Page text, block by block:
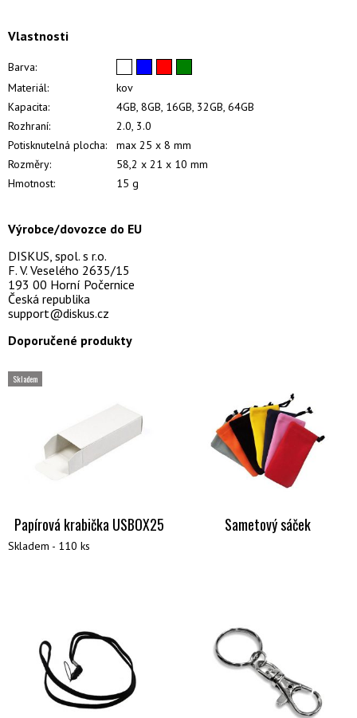
Vlastnosti
Barva:
Materiál:
kov
Kapacita:
4GB, 8GB, 16GB, 32GB, 64GB
Rozhraní:
2.0, 3.0
Potisknutelná plocha:
max 25 x 8 mm
Rozměry:
58,2 x 21 x 10 mm
Hmotnost:
15 g
Výrobce/dovozce do EU
DISKUS, spol. s r.o.
F. V. Veselého 2635/15
193 00 Horní Počernice
Česká republika
support@diskus.cz
Doporučené produkty
Skladem
Papírová krabička USBOX25
Skladem - 110 ks
Sametový sáček